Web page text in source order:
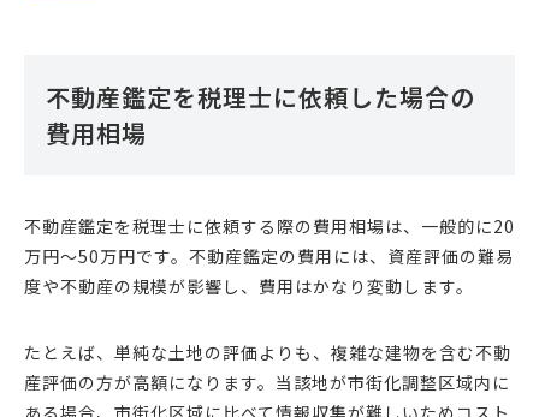
不動産鑑定を税理士に依頼した場合の
費用相場
不動産鑑定を税理士に依頼する際の費用相場は、一般的に20
万円～50万円です。不動産鑑定の費用には、資産評価の難易
度や不動産の規模が影響し、費用はかなり変動します。
たとえば、単純な土地の評価よりも、複雑な建物を含む不動
産評価の方が高額になります。当該地が市街化調整区域内に